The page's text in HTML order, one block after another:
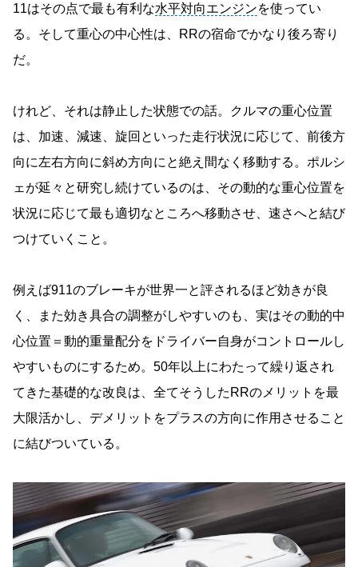
11はその点で最も有利な水平対向エンジンを使ってい
る。そして重心の中心性は、RRの宿命でかなり後ろ寄り
だ。
けれど、それは静止した状態での話。クルマの重心位置
は、加速、減速、旋回といった走行状況に応じて、前後方
向に左右方向に斜め方向にと絶え間なく移動する。ポルシ
ェが延々と研究し続けているのは、その動的な重心位置を
状況に応じて最も適切なところへ移動させ、速さへと結び
つけていくこと。
例えば911のブレーキが世界一と評されるほど効きが良
く、また効き具合の調整がしやすいのも、実はその動的中
心位置＝動的重量配分をドライバー自身がコントロールし
やすいものにするため。50年以上にわたって繰り返され
てきた基礎的な改良は、全てそうしたRRのメリットを最
大限活かし、デメリットをプラスの方向に作用させること
に結びついている。